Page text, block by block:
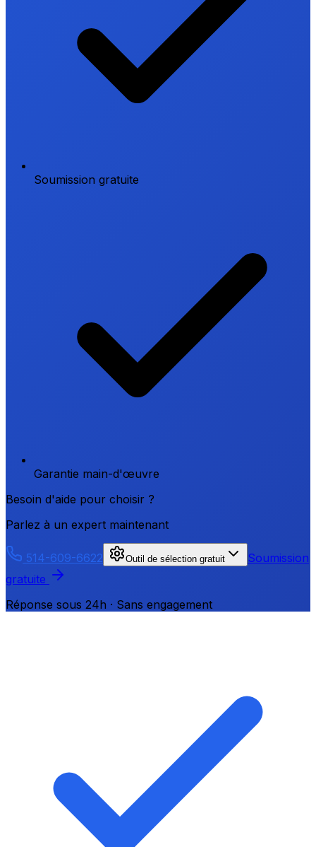
Soumission gratuite
Garantie main-d'œuvre
Besoin d'aide pour choisir ?
Parlez à un expert maintenant
514-609-6622 Outil de sélection gratuit
Soumission
gratuite
Réponse sous 24h · Sans engagement